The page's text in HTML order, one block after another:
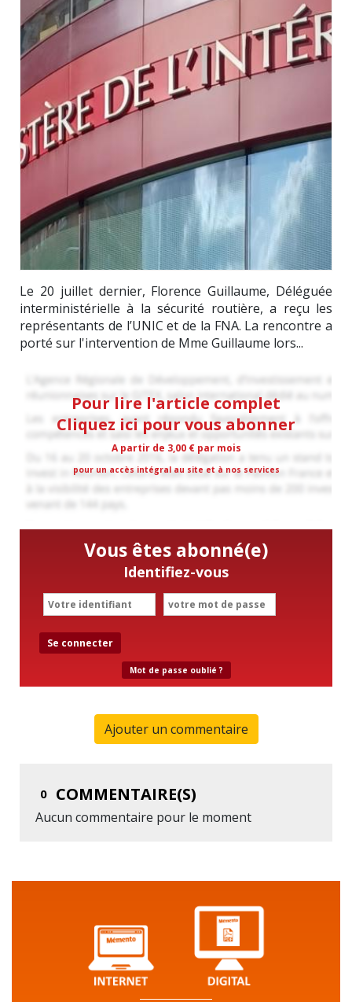
Le 20 juillet dernier, Florence Guillaume, Déléguée
interministérielle à la sécurité routière, a reçu les
représentants de l’UNIC et de la FNA. La rencontre a
porté sur l'intervention de Mme Guillaume lors...
Pour lire l'article complet
Cliquez ici pour vous abonner
A partir de 3,00 € par mois
pour un accès intégral au site et à nos services
Vous êtes abonné(e)
Identifiez-vous
Se connecter
Mot de passe oublié ?
Ajouter un commentaire
0 COMMENTAIRE(S)
Aucun commentaire pour le moment